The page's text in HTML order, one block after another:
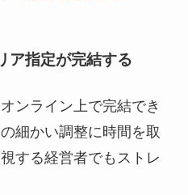
ア指定が完結する
ンライン上で完結でき
細かい調整に時間を取
する経営者でもストレ